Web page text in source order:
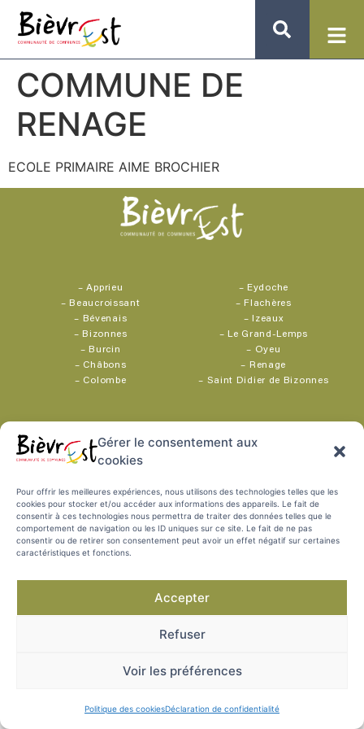
Gérer le consentement aux
cookies
Pour offrir les meilleures expériences, nous utilisons des technologies telles que les
cookies pour stocker et/ou accéder aux informations des appareils. Le fait de
consentir à ces technologies nous permettra de traiter des données telles que le
comportement de navigation ou les ID uniques sur ce site. Le fait de ne pas
consentir ou de retirer son consentement peut avoir un effet négatif sur certaines
caractéristiques et fonctions.
Accepter
Refuser
Voir les préférences
Politique des cookiesDéclaration de confidentialité
COMMUNE DE
RENAGE
ECOLE PRIMAIRE AIME BROCHIER
–Apprieu
– Beaucroissant
– Bévenais
– Bizonnes
– Burcin
– Châbons
– Colombe
– Eydoche
– Flachères
–
Izeaux
– Le Grand-Lemps
– Oyeu
– Renage
– Saint Didier de Bizonnes
1352 rue Augustin Blanchet
38690 Colombe
04 76 06 10 94
LÉGALES
COOKIES
DONNÉES